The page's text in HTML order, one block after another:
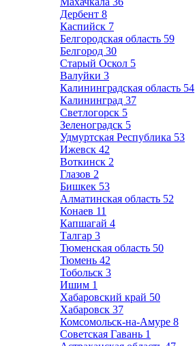
Дербент 8
Каспийск 7
Белгородская область 59
Белгород 30
Старый Оскол 5
Валуйки 3
Калининградская область 54
Калининград 37
Светлогорск 5
Зеленоградск 5
Удмуртская Республика 53
Ижевск 42
Воткинск 2
Глазов 2
Бишкек 53
Алматинская область 52
Конаев 11
Капшагай 4
Талгар 3
Тюменская область 50
Тюмень 42
Тобольск 3
Ишим 1
Хабаровский край 50
Хабаровск 37
Комсомольск-на-Амуре 8
Советская Гавань 1